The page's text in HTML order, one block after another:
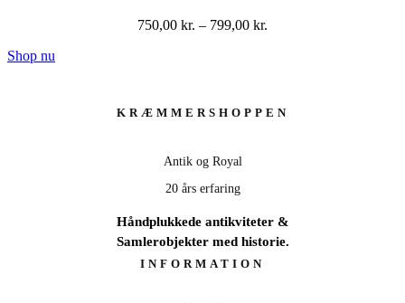
750,00 kr. – 799,00 kr.
Shop nu
KRÆMMERSHOPPEN
Antik og Royal
20 års erfaring
Håndplukkede antikviteter &
Samlerobjekter med historie.
INFORMATION